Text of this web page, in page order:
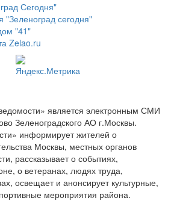
Сегодня"
"Зеленоград сегодня"
"41"
Zelao.ru
является электронным СМИ
Зеленоградского АО г.Москвы.
информирует жителей о
Москвы, местных органов
рассказывает о событиях,
о ветеранах, людях труда,
освещает и анонсирует культурные,
мероприятия района.